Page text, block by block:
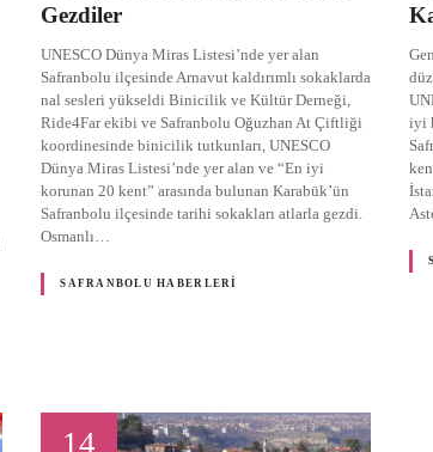
Gezdiler
UNESCO Dünya Miras Listesi’nde yer alan
Safranbolu ilçesinde Arnavut kaldırımlı sokaklarda
nal sesleri yükseldi Binicilik ve Kültür Derneği,
Ride4Far ekibi ve Safranbolu Oğuzhan At Çiftliği
koordinesinde binicilik tutkunları, UNESCO
Dünya Miras Listesi’nde yer alan ve “En iyi
korunan 20 kent” arasında bulunan Karabük’ün
Safranbolu ilçesinde tarihi sokakları atlarla gezdi.
Osmanlı…
SAFRANBOLU HABERLERI
iyi
14